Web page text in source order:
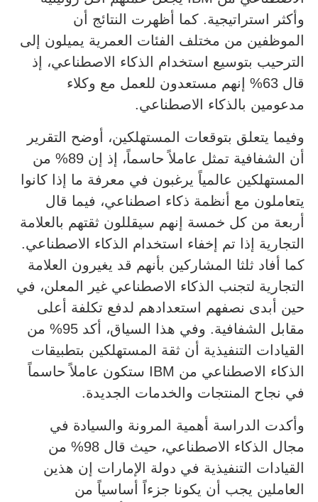
وأكثر استراتيجية. كما أظهرت النتائج أن
الموظفين من مختلف الفئات العمرية يميلون إلى
الترحيب بتوسيع استخدام الذكاء الاصطناعي، إذ
قال 63% إنهم مستعدون للعمل مع وكلاء
مدعومين بالذكاء الاصطناعي.
وفيما يتعلق بتوقعات المستهلكين، أوضح التقرير
أن الشفافية تمثل عاملاً حاسماً، إذ إن 89% من
المستهلكين عالمياً يرغبون في معرفة ما إذا كانوا
يتعاملون مع أنظمة ذكاء اصطناعي، فيما قال
أربعة من كل خمسة إنهم سيقللون ثقتهم بالعلامة
التجارية إذا تم إخفاء استخدام الذكاء الاصطناعي.
كما أفاد ثلثا المشاركين بأنهم قد يغيرون العلامة
التجارية لتجنب الذكاء الاصطناعي غير المعلن، في
حين أبدى نصفهم استعدادهم لدفع تكلفة أعلى
مقابل الشفافية. وفي هذا السياق، أكد 95% من
القيادات التنفيذية أن ثقة المستهلكين بتطبيقات
الذكاء الاصطناعي من IBM ستكون عاملاً حاسماً
في نجاح المنتجات والخدمات الجديدة.
وأكدت الدراسة أهمية المرونة والسيادة في
مجال الذكاء الاصطناعي، حيث قال 98% من
القيادات التنفيذية في دولة الإمارات إن هذين
العاملين يجب أن يكونا جزءاً أساسياً من